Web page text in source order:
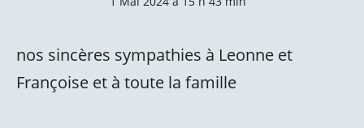
nos sincères sympathies à Leonne et
Françoise et à toute la famille